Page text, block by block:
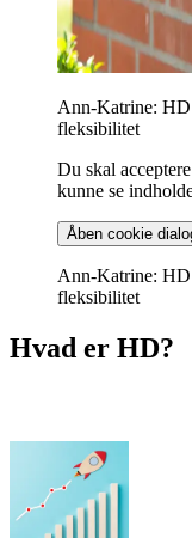
Ann-Katrine:
fleksibilitet
Du skal
kunne se
Åben cookie
Ann-Katrine:
fleksibilitet
Hvad er HD?